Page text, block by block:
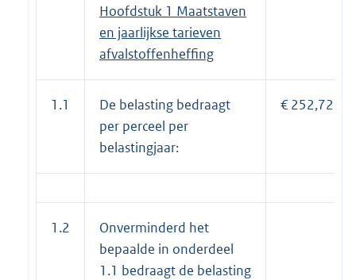
Hoofdstuk 1 Maatstaven
en jaarlijkse tarieven
afvalstoffenheffing
1.1
De belasting bedraagt
per perceel per
belastingjaar:
€ 252,72
1.2
Onverminderd het
bepaalde in onderdeel
1.1 bedraagt de belasting